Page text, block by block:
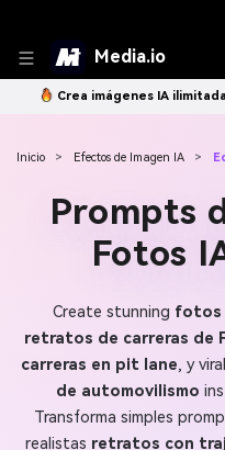
Media.io
Crea imágenes IA
Inicio > Efectos de Imagen IA >
Prompts
Fotos
Create stunning fotos
retratos de carreras de
carreras en pit lane, y
de automovilismo
Transforma simples
realistas retratos con